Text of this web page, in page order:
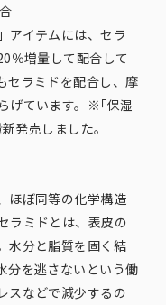
アイテムには、セラ
％増量して配合して
セラミドを配合し、摩
げています。※｢保湿
発売しました。
ほぼ同等の化学構造
ラミドとは、表皮の
水分と脂質を固く結
分を逃さないという働
スなどで減少するの